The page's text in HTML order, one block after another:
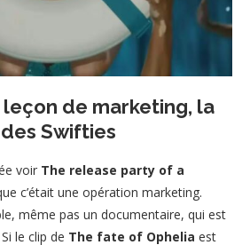
de marketing, la
Swifties
voir The release party of a
c’était une opération marketing.
même pas un documentaire, qui est
le clip de The fate of Ophelia est